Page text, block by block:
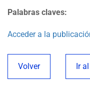
Palabras claves:
Acceder a la
Volver Ir